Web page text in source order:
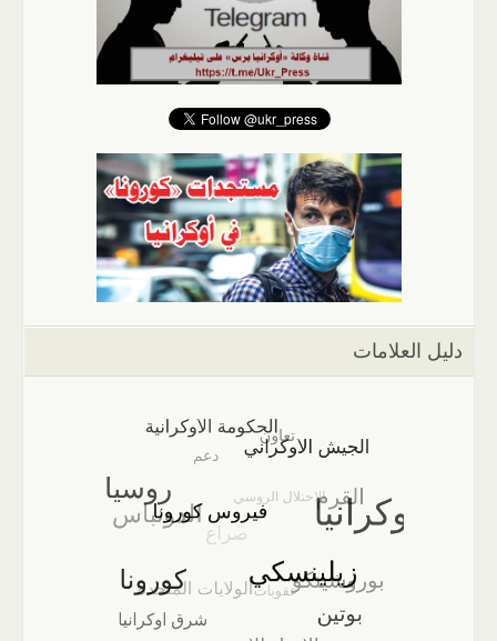
دليل العلامات